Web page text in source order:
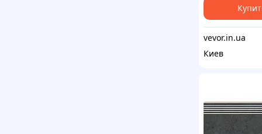
vevor.in.ua
Киев